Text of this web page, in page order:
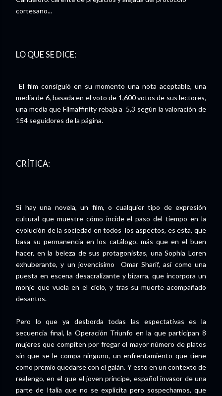
cortesano...
LO QUE SE DICE:
El film consiguió en su momento una nota aceptable, una
media de 6, basada en el voto de 1,600 votos de sus lectores,
una media que Filmaffinity rebaja a 5,3 según la valoración de
154 seguidores de la página.
CRÍTICA:
Si hay una novela, un film, o cualquier tipo de expresión
cultural que muestre cómo incide el paso del tiempo en la
evolución de la sociedad en todos los aspectos, es esta, que
basa su permanencia en los catálogo. más que en el buen
hacer, en la beleza de sus protagonistas, una Sophia Loren
exhuberante, y un jovencísimo Omar Sharif, así como una
puesta en escena desacralizante y bizarra, que incorpora un
monje que vuela en el cielo, y tras su muerte acompañado
desantos.
Pero lo que ya desborda todas las espectativas es la
secuencia final, la Operación Triunfo en la que participan 8
mujeres que compiten por fregar el mayor número de platos
sin que se le compa ninguno, un enfrentamiento que tiene
como premio quedarse con el galán. Y esto en un contexto de
realengo, en el que el joven príncipe, español invasor de una
parte de Italia que no se explicita pero sospechamos, que